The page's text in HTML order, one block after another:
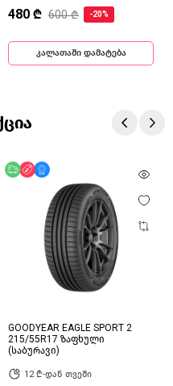
480 ₾ 600 ₾ -20%
კალათაში დამატება
უფასო მიწოდება
ფასდაკლება
GOODYEAR EAGLE SPORT 2
215/55R17 ზაფხული
(საბურავი)
12 ₾-დან თვეში